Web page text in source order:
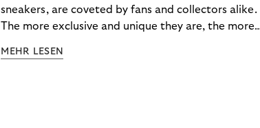
sneakers, are coveted by fans and collectors alike.
The more exclusive and unique they are, the more
industry uses artificial scarcity, also known as a
MEHR LESEN